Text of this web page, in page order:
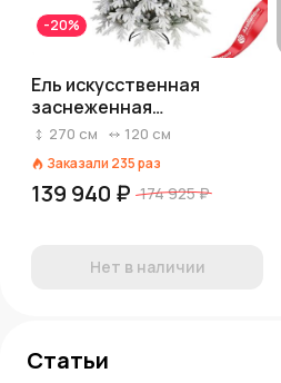
-20%
Ель искусственная
заснеженная
Кремлевская (PVC+PE),
270 см 120 см
Заказали 235раз
139 940 ₽ 174 925 ₽
Нет в наличии
Статьи